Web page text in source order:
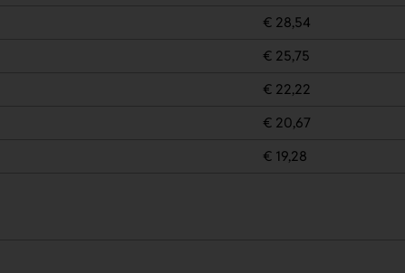
€ 28,54
€ 25,75
€ 22,22
€ 20,67
€ 19,28